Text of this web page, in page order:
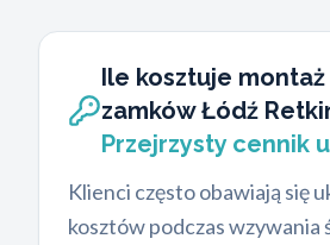
Ile kosztuje
zamków Łódź
Przejrzysty cennik
Klienci często obawiają się
kosztów podczas wzywania